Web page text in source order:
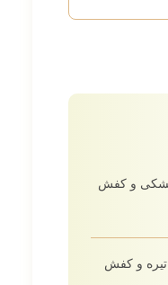
و کفش
تیره و کفش